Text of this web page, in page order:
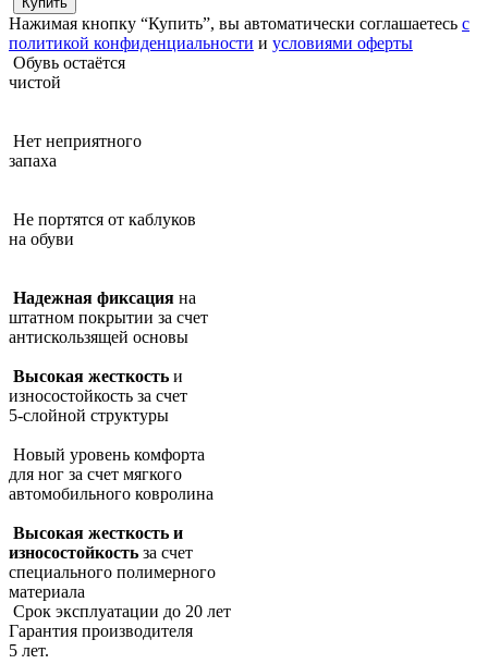
Нажимая кнопку “Купить”, вы автоматически соглашаетесь с
политикой конфиденциальности и условиями оферты
Обувь остаётся
чистой
Нет неприятного
запаха
Не портятся от каблуков
на обуви
Надежная фиксация на
штатном покрытии за счет
антискользящей основы
Высокая жесткость и
износостойкость за счет
5-слойной структуры
Новый уровень комфорта
для ног за счет мягкого
автомобильного ковролина
Высокая жесткость и
износостойкость за счет
специального полимерного
материала
Срок эксплуатации до 20 лет
Гарантия производителя
5 лет.